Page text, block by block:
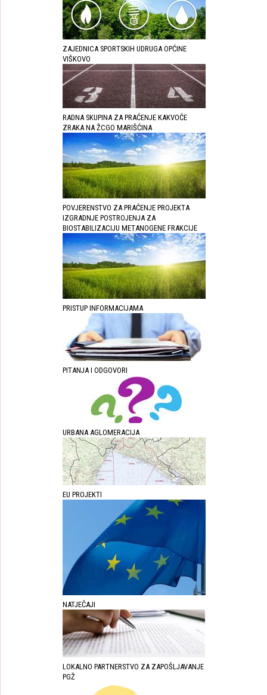
ZAJEDNICA SPORTSKIH UDRUGA OPĆINE
VIŠKOVO
RADNA SKUPINA ZA PRAĆENJE KAKVOĆE
ZRAKA NA ŽCGO MARIŠĆINA
POVJERENSTVO ZA PRAĆENJE PROJEKTA
IZGRADNJE POSTROJENJA ZA
BIOSTABILIZACIJU METANOGENE FRAKCIJE
PRISTUP INFORMACIJAMA
PITANJA I ODGOVORI
URBANA AGLOMERACIJA
EU PROJEKTI
NATJEČAJI
LOKALNO PARTNERSTVO ZA ZAPOŠLJAVANJE
PGŽ